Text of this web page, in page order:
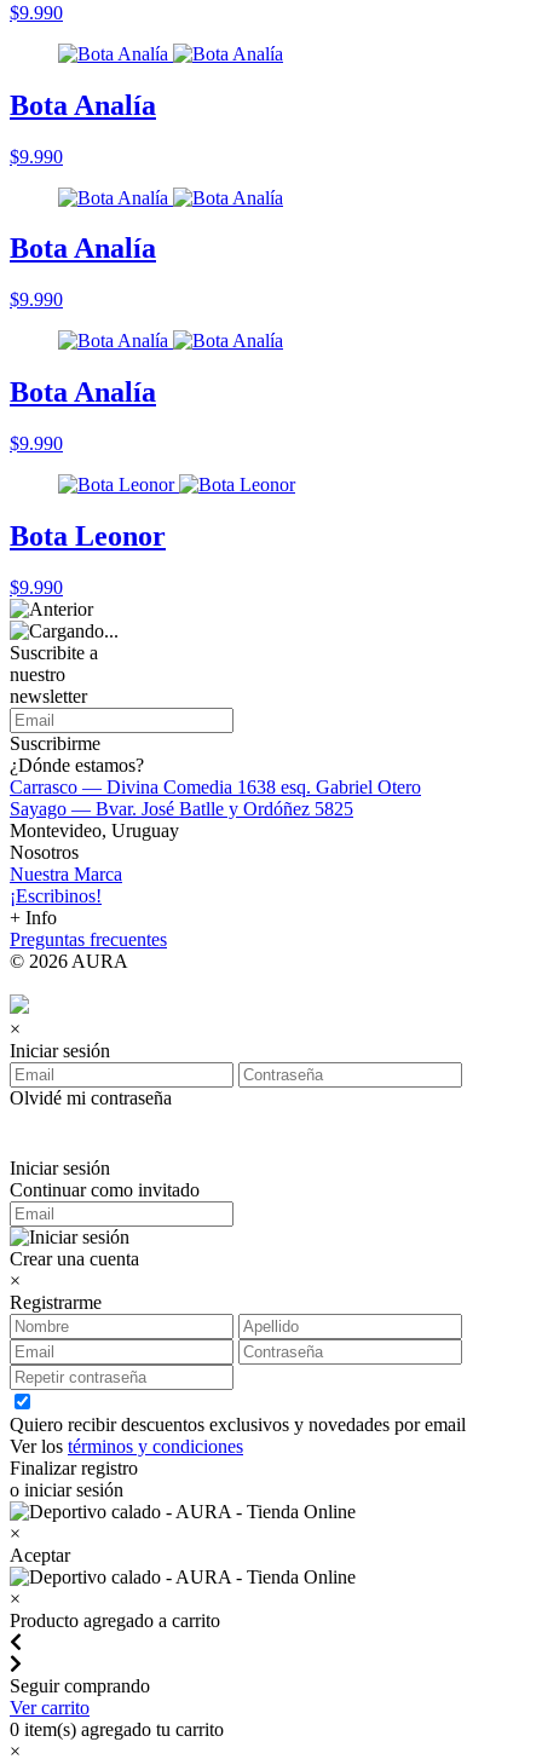
$9.990
Bota Analía
$9.990
Bota Analía
$9.990
Bota Analía
$9.990
Bota Leonor
$9.990
Suscribite a
nuestro
newsletter
Suscribirme
¿Dónde estamos?
Carrasco — Divina Comedia 1638 esq. Gabriel Otero
Sayago — Bvar. José Batlle y Ordóñez 5825
Montevideo, Uruguay
Nosotros
Nuestra Marca
¡Escribinos!
+ Info
Preguntas frecuentes
© 2026 AURA
×
Iniciar sesión
Olvidé mi contraseña
Iniciar sesión
Continuar como invitado
Crear una cuenta
×
Registrarme
Quiero recibir descuentos exclusivos y novedades por email
Ver los términos y condiciones
Finalizar registro
o iniciar sesión
×
Aceptar
×
Producto agregado a carrito
Seguir comprando
Ver carrito
0 item(s) agregado tu carrito
×